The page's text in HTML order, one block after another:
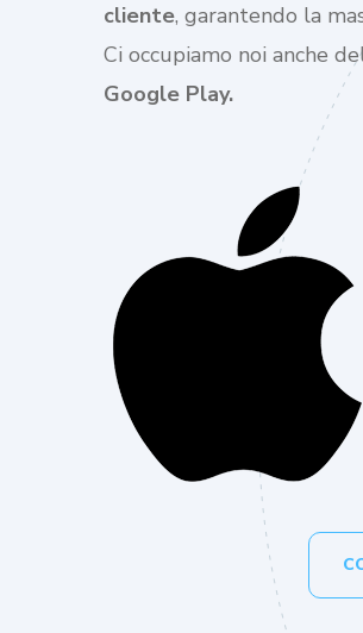
cliente, garantendo la
Ci occupiamo noi anche
Google Play.